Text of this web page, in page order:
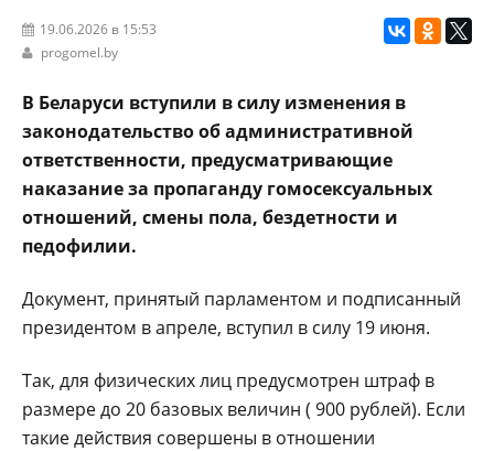
19.06.2026 в 15:53
progomel.by
В Беларуси вступили в силу изменения в
законодательство об административной
ответственности, предусматривающие
наказание за пропаганду гомосексуальных
отношений, смены пола, бездетности и
педофилии.
Документ, принятый парламентом и подписанный
президентом в апреле, вступил в силу 19 июня.
Так, для физических лиц предусмотрен штраф в
размере до 20 базовых величин ( 900 рублей). Если
такие действия совершены в отношении